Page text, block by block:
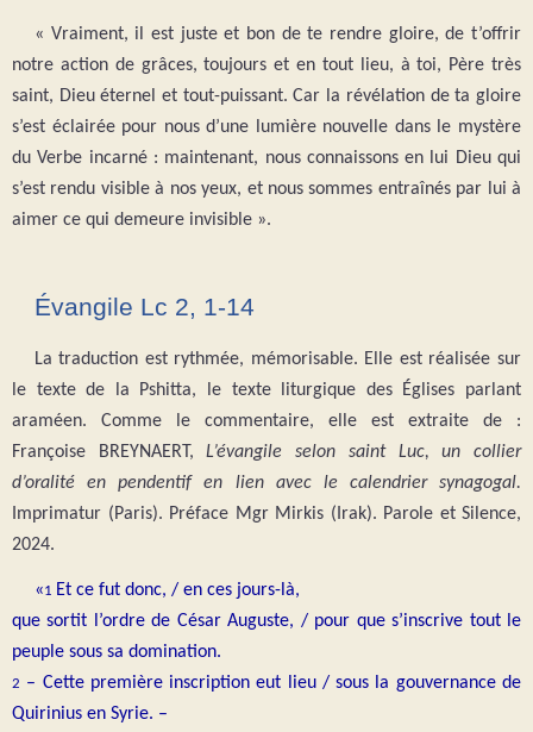
« Vraiment, il est juste et bon de te rendre gloire, de t’offrir
notre action de grâces, toujours et en tout lieu, à toi, Père très
saint, Dieu éternel et tout-puissant. Car la révélation de ta gloire
s’est éclairée pour nous d’une lumière nouvelle dans le mystère
du Verbe incarné : maintenant, nous connaissons en lui Dieu qui
s’est rendu visible à nos yeux, et nous sommes entraînés par lui à
aimer ce qui demeure invisible ».
Évangile Lc 2, 1-14
La traduction est rythmée, mémorisable. Elle est réalisée sur
le texte de la Pshitta, le texte liturgique des Églises parlant
araméen. Comme le commentaire, elle est extraite de :
Françoise BREYNAERT,L’évangile selon saint Luc, un collier
d’oralité en pendentif en lien avec le calendrier synagogal.
Imprimatur (Paris). Préface Mgr Mirkis (Irak). Parole et Silence,
2024.
«1 Et ce fut donc, / en ces jours-là,
que sortit l’ordre de César Auguste, / pour que s’inscrive tout le
peuple sous sa domination.
2 – Cette première inscription eut lieu / sous la gouvernance de
Quirinius en Syrie. –